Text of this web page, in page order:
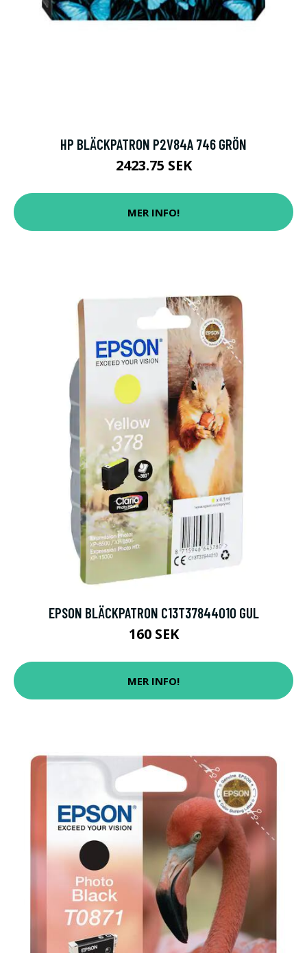
HP BLÄCKPATRON P2V84A 746 GRÖN
2423.75 SEK
MER INFO!
EPSON BLÄCKPATRON C13T37844010 GUL
160 SEK
MER INFO!